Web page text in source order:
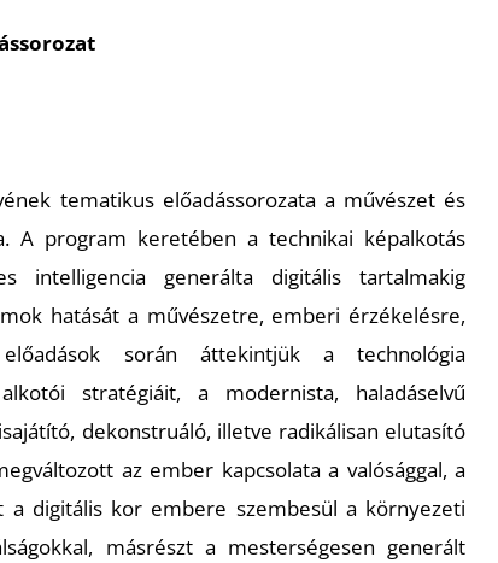
tematikus előadássorozata a művészet és
A program keretében a technikai képalkotás
intelligencia generálta digitális tartalmakig
hatását a művészetre, emberi érzékelésre,
során áttekintjük a technológia
stratégiáit, a modernista, haladáselvű
dekonstruáló, illetve radikálisan elutasító
az ember kapcsolata a valósággal, a
a digitális kor embere szembesül a környezeti
másrészt a mesterségesen generált